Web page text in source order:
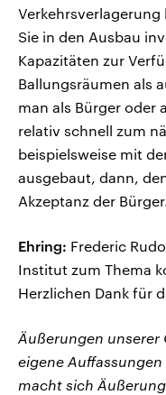
Verkehrsverlagerung
Sie in den Ausbau
Kapazitäten zur
Ballungsräumen als
man als Bürger oder
relativ schnell zum
beispielsweise mit
ausgebaut, dann,
Akzeptanz der
Ehring: Frederic
Institut zum Thema
Herzlichen Dank für
Äußerungen unserer
eigene
macht sich